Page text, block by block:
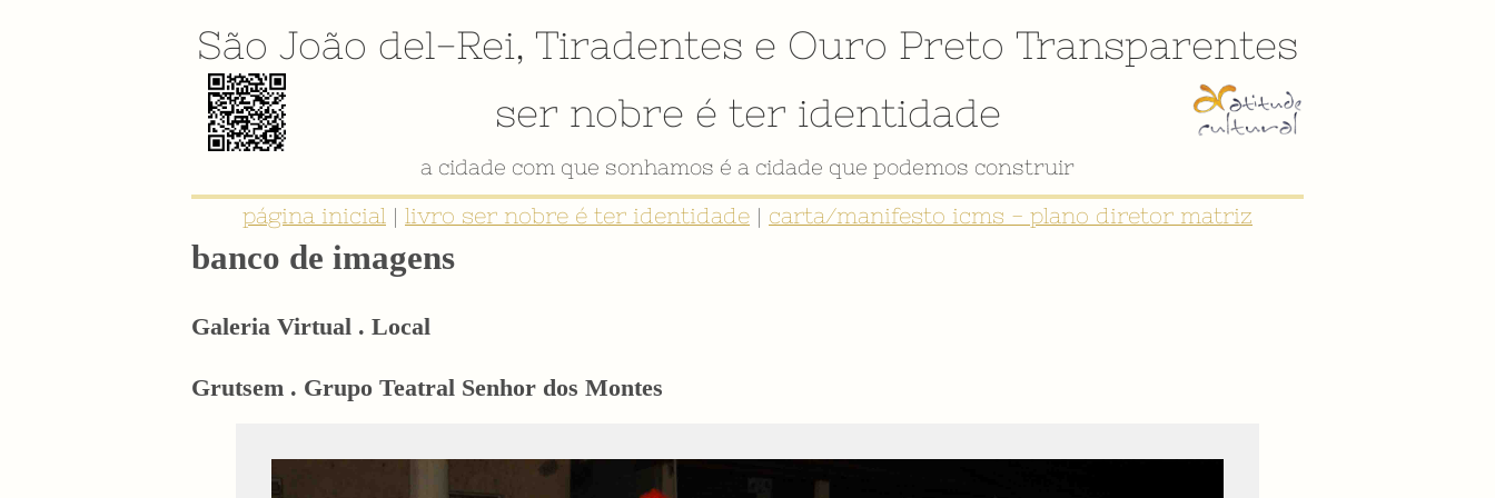
São João del-Rei, Tiradentes e Ouro Preto Transparentes
ser nobre é ter identidade
a cidade com que sonhamos é a cidade que podemos construir
página inicial | livro ser nobre é ter identidade | carta/manifesto icms - plano diretor matriz
banco de imagens
Galeria Virtual . Local
Grutsem . Grupo Teatral Senhor dos Montes